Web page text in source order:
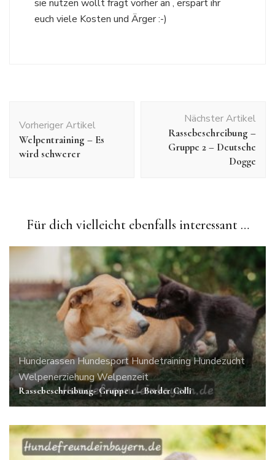
sie nutzen wollt fragt vorher an , erspart ihr
euch viele Kosten und Ärger :-)
Vorheriger Artikel
Welpentraining – Es
wird schwerer
Nächster Artikel
Rassebeschreibung –
Gruppe 2 – Deutsche
Dogge
Für dich vielleicht ebenfalls interessant …
Hunderassen HundesportHundetraining Hundezucht
WelpenerziehungWelpenzeit
Rassebeschreibung- Gruppe 1 – Border Colli